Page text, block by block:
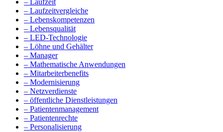
– Laufzeit
– Laufzeitvergleiche
– Lebenskompetenzen
– Lebensqualität
– LED-Technologie
– Löhne und Gehälter
– Manager
– Mathematische Anwendungen
– Mitarbeiterbenefits
– Modernisierung
– Netzverdienste
– öffentliche Dienstleistungen
– Patientenmanagement
– Patientenrechte
– Personalisierung